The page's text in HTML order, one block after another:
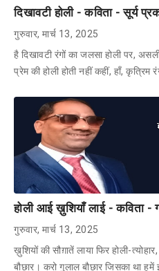
दिखावटी होली - कविता - सूर्य
गुरुवार, मार्च 13, 2025
है दिखावटी रंगों का जलसा होली पर,
प्रेम की होली होती नहीं कहीं, हाँ, कृत्रिम
होली आई ख़ुशियाँ लाई - कविता
गुरुवार, मार्च 13, 2025
ख़ुशियों की सौग़ातें लाया फिर होली-
बौछार। करो गुलाल बौछार जिसका था हमें